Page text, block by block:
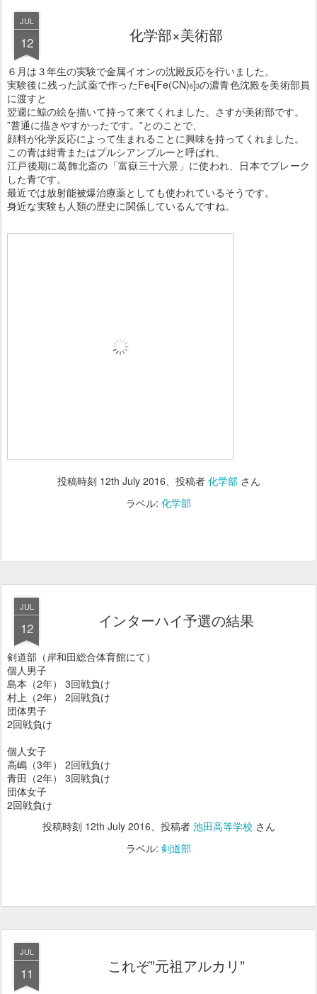
JUL
12 化学部×美術部
６月は３年生の実験で金属イオンの沈殿反応を行いました。
実験後に残った試薬で作ったFe4[Fe(CN)6]3の濃青色沈殿を美術部員
に渡すと
翌週に鯨の絵を描いて持って来てくれました。さすが美術部です。
”普通に描きやすかったです。”とのことで、
顔料が化学反応によって生まれることに興味を持ってくれました。
この青は紺青またはプルシアンブルーと呼ばれ、
江戸後期に葛飾北斎の「富嶽三十六景」に使われ、日本でブレーク
した青です。
最近では放射能被爆治療薬としても使われているそうです。
身近な実験も人類の歴史に関係しているんですね。
投稿時刻 12th July 2016、投稿者 化学部さん
ラベル: 化学部
JUL
12 インターハイ予選の結果
剣道部（岸和田総合体育館にて）
個人男子
島本（2年） 3回戦負け
村上（2年） 2回戦負け
団体男子
2回戦負け
個人女子
高嶋（3年） 2回戦負け
青田（2年） 3回戦負け
団体女子
2回戦負け
投稿時刻 12th July 2016、投稿者 池田高等学校 さん
ラベル: 剣道部
JUL
11 これぞ”元祖アルカリ”